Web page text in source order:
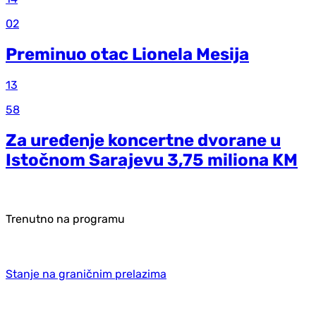
02
Preminuo otac Lionela Mesija
13
58
Za uređenje koncertne dvorane u
Istočnom Sarajevu 3,75 miliona KM
Trenutno na programu
Stanje na graničnim prelazima